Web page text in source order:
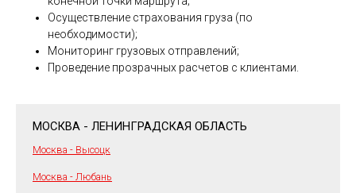
Осуществление страхования груза (по
необходимости);
Мониторинг грузовых отправлений;
Проведение прозрачных расчетов с клиентами.
МОСКВА - ЛЕНИНГРАДСКАЯ ОБЛАСТЬ
Москва - Высоцк
Москва - Любань